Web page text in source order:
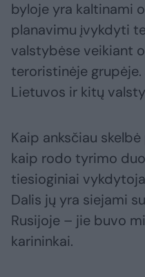
byloje yra kaltinami
planavimu įvykdyti
valstybėse veikiant
teroristinėje
Lietuvos ir kitų
Kaip anksčiau
kaip rodo tyrimo
tiesioginiai
Dalis jų yra siejami
Rusijoje – jie buvo
karininkai.